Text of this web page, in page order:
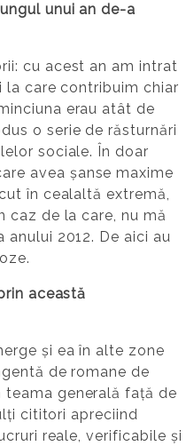
unui an de-a
cu acest an am intrat
la care contribuim chiar
erau atât de
o serie de răsturnări
sociale. În doar
avea șanse maxime
în cealaltă extremă,
caz de la care, nu mă
2012. De aici au
această
și ea în alte zone
de romane de
generală față de
cititori apreciind
reale, verificabile și